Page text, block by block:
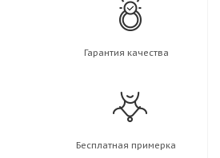
Гарантия качества
Бесплатная примерка